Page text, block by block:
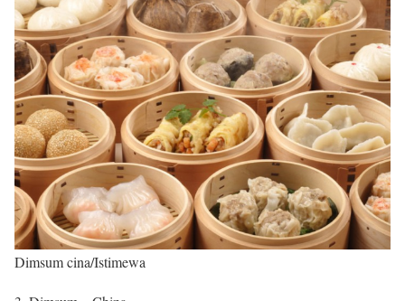
Dimsum cina/Istimewa